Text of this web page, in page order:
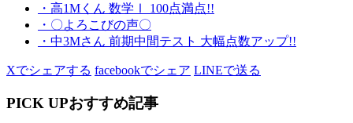
・高1Mくん 数学Ⅰ 100点満点!!
・〇よろこびの声〇
・中3Mさん 前期中間テスト 大幅点数アップ!!
Xでシェアする facebookでシェア LINEで送る
PICK UPおすすめ記事